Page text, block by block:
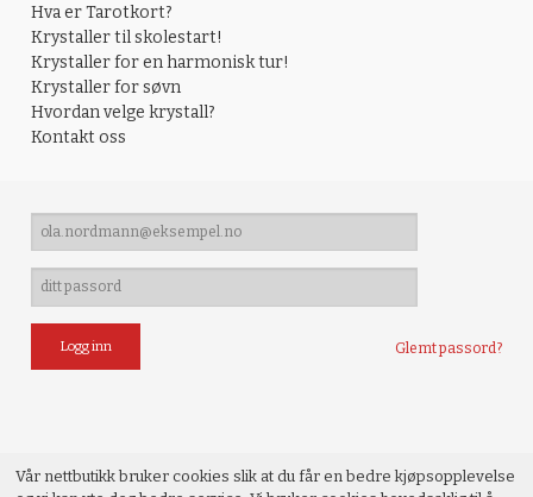
Hva er Tarotkort?
Krystaller til skolestart!
Krystaller for en harmonisk tur!
Krystaller for søvn
Hvordan velge krystall?
Kontakt oss
Glemt passord?
Vår nettbutikk bruker cookies slik at du får en bedre kjøpsopplevelse